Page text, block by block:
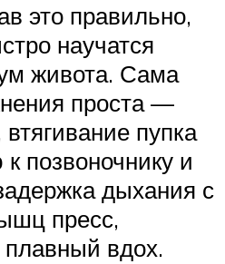
это правильно,
научатся
живота. Сама
проста —
пупка
позвоночнику и
дыхания с
пресс,
вдох.